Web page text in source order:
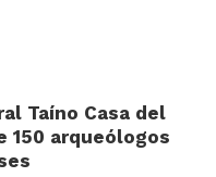
Taíno Casa del
150 arqueólogos